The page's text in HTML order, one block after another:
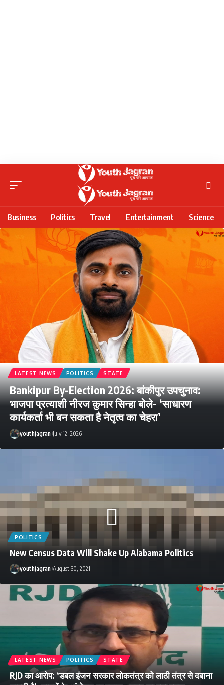
Business Politics Travel Entertainment Science
LATEST NEWS POLITICS STATE
Bankipur By-Election 2026: बांकीपुर उपचुनाव:
भाजपा प्रत्याशी नीरज कुमार सिन्हा बोले- ‘साधारण
कार्यकर्ता भी बन सकता है नेतृत्व का चेहरा’
youthjagran July 12, 2026
POLITICS
New Census Data Will Shake Up Alabama Politics
youthjagran August 30, 2021
LATEST NEWS POLITICS STATE
RJD का आरोप: ‘डबल इंजन सरकार लोकतंत्र को लाठी तंत्र से दबाना